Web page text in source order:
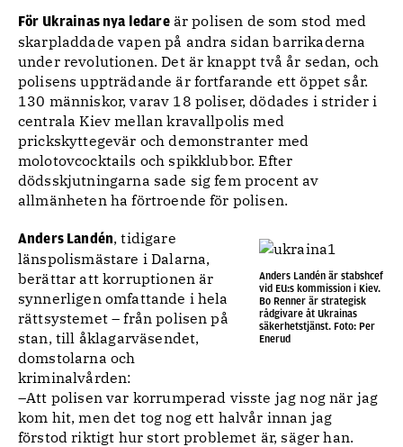
För Ukrainas nya ledareär polisen de som stod med
skarpladdade vapen på andra sidan barrikaderna
under revolutionen. Det är knappt två år sedan, och
polisens uppträdande är fortfarande ett öppet sår.
130 människor, varav 18 poliser, dödades i strider i
centrala Kiev mellan kravallpolis med
prickskyttegevär och demonstranter med
molotovcocktails och spikklubbor. Efter
dödsskjutningarna sade sig fem procent av
allmänheten ha förtroende för polisen.
Anders Landén är stabshcef
vid EU:s kommission i Kiev.
Bo Renner är strategisk
rådgivare åt Ukrainas
säkerhetstjänst. Foto: Per
Enerud
Anders Landén, tidigare
länspolismästare i Dalarna,
berättar att korruptionen är
synnerligen omfattande i hela
rättsystemet – från polisen på
stan, till åklagarväsendet,
domstolarna och
kriminalvården:
–Att polisen var korrumperad visste jag nog när jag
kom hit, men det tog nog ett halvår innan jag
förstod riktigt hur stort problemet är, säger han.